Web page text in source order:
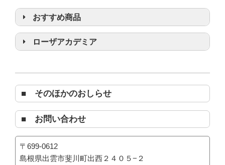
おすすめ商品
浄化グッズ
ローザアカデミア
■ そのほかのおしらせ
■ お問い合わせ
〒699-0612
島根県出雲市斐川町出西２４０５−２